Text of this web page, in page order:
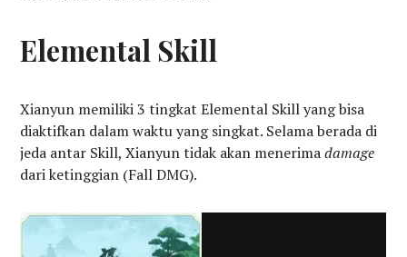
Elemental Skill
Xianyun memiliki 3 tingkat Elemental Skill yang bisa
diaktifkan dalam waktu yang singkat. Selama berada di
jeda antar Skill, Xianyun tidak akan menerimadamage
dari ketinggian (Fall DMG).